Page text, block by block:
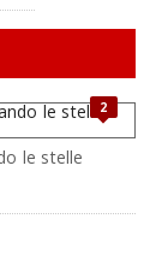
2
le stelle